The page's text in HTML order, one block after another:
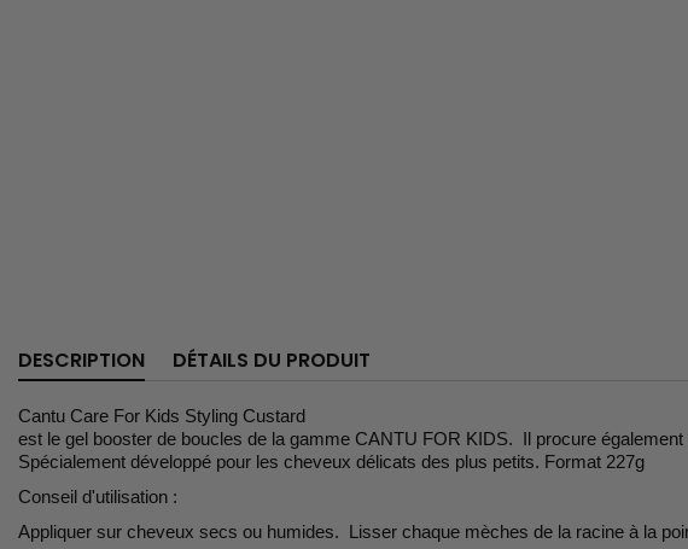
DESCRIPTION DÉTAILS DU PRODUIT
Cantu Care For Kids Styling Custard
est le gel booster de boucles de la gamme CANTU FOR KIDS. Il procure
Spécialement développé pour les cheveux délicats des plus petits. Format 227g
Conseil d'utilisation :
Appliquer sur cheveux secs ou humides. Lisser chaque mèches de la racine à la